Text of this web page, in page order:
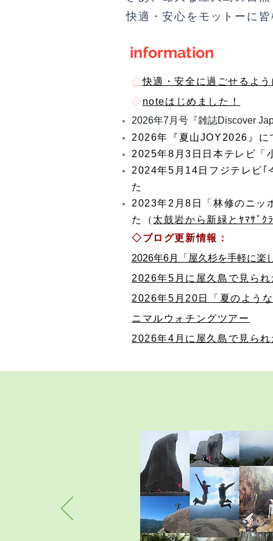
快適・安心をモットーに
information
◇快適・安全に過ごせるよ
◇ noteはじめました！
2026年7月号『雑誌Discover
2026年『夏山JOY2026』に
2025年8月3日日本テレビ「
2024年5月14日フジテレビ｢
た
2023年2月8日「林修のニッ
た（ 太鼓岩から新緑とﾔﾏｻﾞｸ
◇ブログ更新情報：
2026年6月「屋久杉を手軽に楽
2026年5月に屋久島で見ら
2026年5月20日「夏のよう
ニマルウォチングツアー
2026年4月に屋久島で見ら